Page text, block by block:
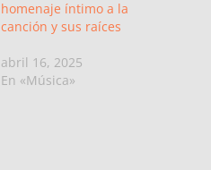
homenaje íntimo a la
canción y sus raíces
abril 16, 2025
En «Música»